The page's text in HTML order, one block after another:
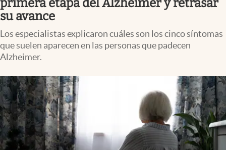
primera etapa del Alzheimer y retrasar
su avance
Los especialistas explicaron cuáles son los cinco síntomas
que suelen aparecen en las personas que padecen
Alzheimer.